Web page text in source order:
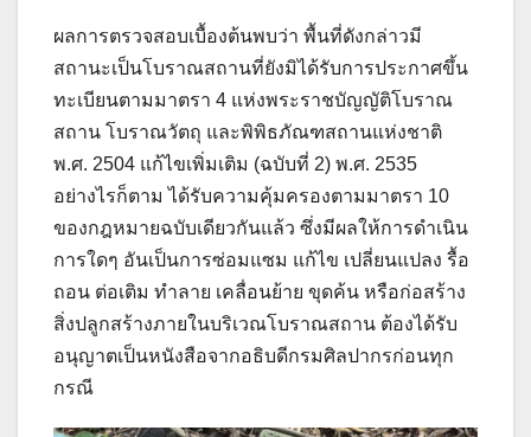
ผลการตรวจสอบเบื้องต้นพบว่า พื้นที่ดังกล่าวมี
สถานะเป็นโบราณสถานที่ยังมิได้รับการประกาศขึ้น
ทะเบียนตามมาตรา 4 แห่งพระราชบัญญัติโบราณ
สถาน โบราณวัตถุ และพิพิธภัณฑสถานแห่งชาติ
พ.ศ. 2504 แก้ไขเพิ่มเติม (ฉบับที่ 2) พ.ศ. 2535
อย่างไรก็ตาม ได้รับความคุ้มครองตามมาตรา 10
ของกฎหมายฉบับเดียวกันแล้ว ซึ่งมีผลให้การดำเนิน
การใดๆ อันเป็นการซ่อมแซม แก้ไข เปลี่ยนแปลง รื้อ
ถอน ต่อเติม ทำลาย เคลื่อนย้าย ขุดค้น หรือก่อสร้าง
สิ่งปลูกสร้างภายในบริเวณโบราณสถาน ต้องได้รับ
อนุญาตเป็นหนังสือจากอธิบดีกรมศิลปากรก่อนทุก
กรณี